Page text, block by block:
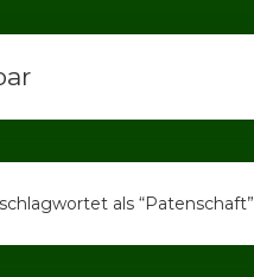
als “Patenschaft”